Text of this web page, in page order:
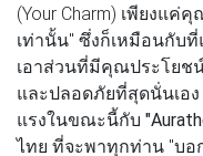
(Your Charm) เพียงแ
เท่านั้น" ซึ่งก็เหมือนกับ
เอาส่วนที่มีคุณประโยช
และปลอดภัยที่สุดนั่นเอ
แรงในขณะนี้กับ
ไทย ที่จะพาทุกท่าน "บอ